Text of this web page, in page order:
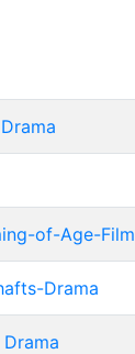
of-Age-Film
Drama